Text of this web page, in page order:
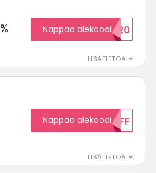
LISÄTIETOA
Nappaa alekoodi
WELCOME20
LISÄTIETOA
Nappaa alekoodi15OFF